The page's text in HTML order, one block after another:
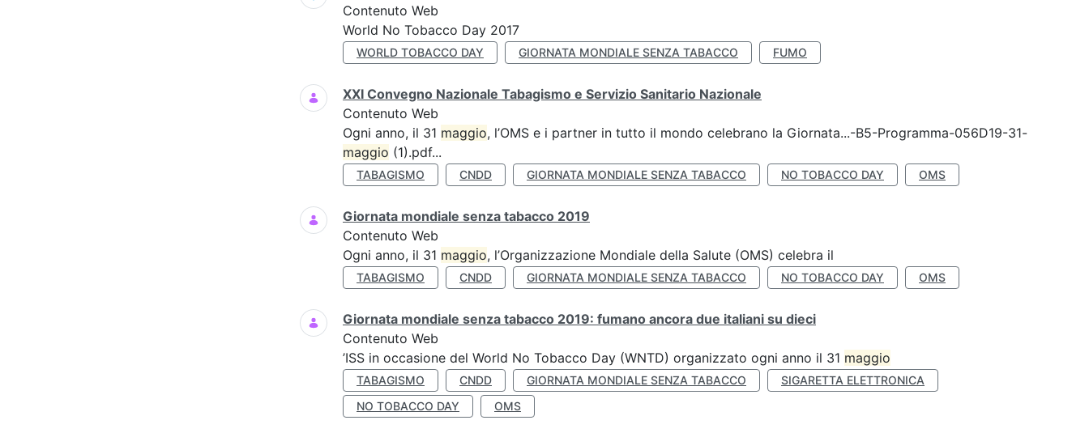
Contenuto Web
World No Tobacco Day 2017
WORLD TOBACCO DAY GIORNATA MONDIALE SENZA TABACCO FUMO
XXI Convegno Nazionale Tabagismo e Servizio Sanitario Nazionale
Contenuto Web
Ogni anno, il 31 maggio, l’OMS e i partner in tutto il mondo celebrano la Giornata...-B5-Programma-056D19-31-
maggio (1).pdf...
TABAGISMO CNDD GIORNATA MONDIALE SENZA TABACCO NO TOBACCO DAY OMS
Giornata mondiale senza tabacco 2019
Contenuto Web
Ogni anno, il 31 maggio, l’Organizzazione Mondiale della Salute (OMS) celebra il
TABAGISMO CNDD GIORNATA MONDIALE SENZA TABACCO NO TOBACCO DAY OMS
Giornata mondiale senza tabacco 2019: fumano ancora due italiani su dieci
Contenuto Web
’ISS in occasione del World No Tobacco Day (WNTD) organizzato ogni anno il 31 maggio
TABAGISMO CNDD GIORNATA MONDIALE SENZA TABACCO
SIGARETTA ELETTRONICA
NO TOBACCO DAY
OMS